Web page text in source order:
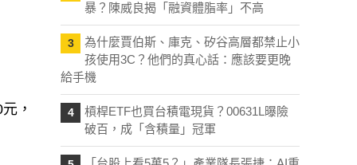
，
暴？陳威良揭「融資體脂率」不高
3
為什麼賈伯斯、庫克、矽谷高層都禁止小
孩使用3C？他們的真心話：應該要更晚
給手機
4
槓桿ETF也買台積電現貨？00631L曝險
破百，成「含積量」冠軍